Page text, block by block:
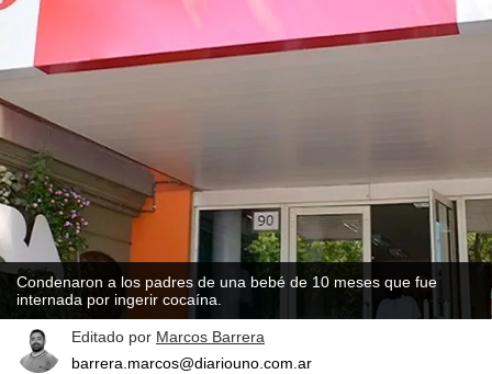
Condenaron a los padres de una bebé de 10 meses que fue
internada por ingerir cocaína.
Editado por Marcos Barrera
barrera.marcos@diariouno.com.ar